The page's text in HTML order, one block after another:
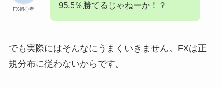
FX初心者
95.5％勝てるじゃねーか！？
でも実際にはそんなにうまくいきません。FXは正
規分布に従わないからです。